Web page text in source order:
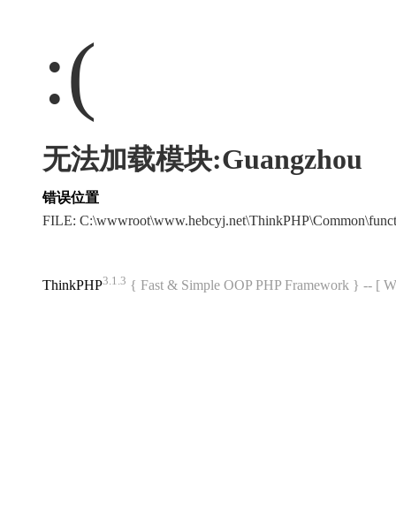
:(
无法加载模块:Guangzhou
错误位置
FILE:
ThinkPHP3.1.3 { Fast & Simple OOP PHP Framework } -- [